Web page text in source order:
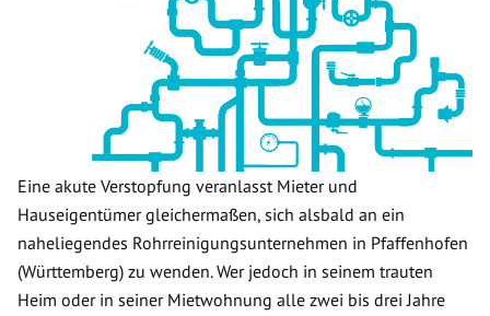
Eine akute Verstopfung veranlasst Mieter und
Hauseigentümer gleichermaßen, sich alsbald an ein
naheliegendes Rohrreinigungsunternehmen in Pfaffenhofen
(Württemberg) zu wenden. Wer jedoch in seinem trauten
Heim oder in seiner Mietwohnung alle zwei bis drei Jahre